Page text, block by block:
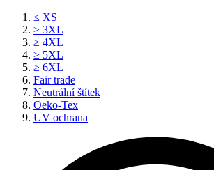
≤ XS
≥ 3XL
≥ 4XL
≥ 5XL
≥ 6XL
Fair trade
Neutrální štítek
Oeko-Tex
UV ochrana